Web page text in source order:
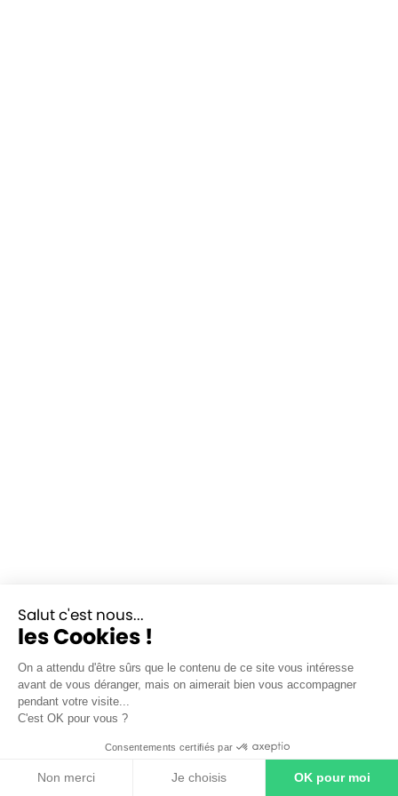
Salut c'est nous...
les Cookies !
On a attendu d'être sûrs que le contenu de ce site vous intéresse
avant de vous déranger, mais on aimerait bien vous accompagner
pendant votre visite...
C'est OK pour vous ?
Consentements certifiés par
Non merci Je choisis OK pour moi